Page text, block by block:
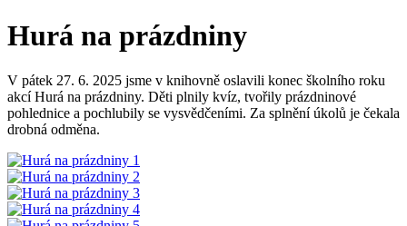
Hurá na prázdniny
V pátek 27. 6. 2025 jsme v knihovně oslavili konec školního roku
akcí Hurá na prázdniny. Děti plnily kvíz, tvořily prázdninové
pohlednice a pochlubily se vysvědčeními. Za splnění úkolů je čekala
drobná odměna.